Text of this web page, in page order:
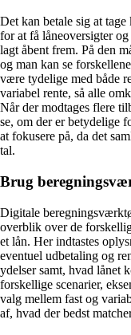
Det kan betale sig at
for at få låneoversigter
lagt åbent frem. På den
og man kan se
være tydelige med både
variabel rente, så alle
Når der modtages flere
se, om der er betydelige
at fokusere på, da det
tal.
Brug
Digitale
overblik over de
et lån. Her indtastes
eventuel udbetaling og
ydelser samt, hvad lånet
forskellige scenarier,
valg mellem fast og
af, hvad der bedst